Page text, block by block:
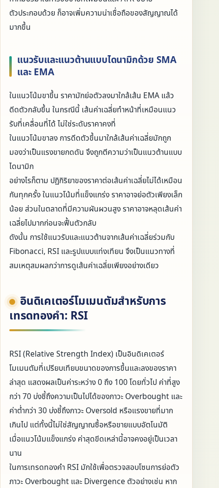
ตัวประกอบด้วย ก็อาจเพิ่มความน่าเชื่อถือของสัญญาณได้
มากขึ้น
แนวรับและแนวต้านแบบไดนามิกด้วย SMA
และ EMA
ในแนวโน้มขาขึ้น ราคามักย่อตัวลงมาใกล้เส้น EMA แล้ว
ดีดตัวกลับขึ้น ในกรณีนี้ เส้นค่าเฉลี่ยทำหน้าที่เหมือนแนว
รับที่เคลื่อนที่ได้ ไม่ใช่ระดับราคาคงที่
ในแนวโน้มขาลง การดีดตัวขึ้นมาใกล้เส้นค่าเฉลี่ยมักถูก
มองว่าเป็นแรงขายกดดัน จึงถูกตีความว่าเป็นแนวต้านแบบ
ไดนามิก
อย่างไรก็ตาม ปฏิกิริยาของราคาต่อเส้นค่าเฉลี่ยไม่ได้เหมือน
กันทุกครั้ง ในแนวโน้มที่แข็งแกร่ง ราคาอาจย่อตัวเพียงเล็ก
น้อย ส่วนในตลาดที่มีความผันผวนสูง ราคาอาจหลุดเส้นค่า
เฉลี่ยไปมากก่อนจะฟื้นตัวกลับ
ดังนั้น การใช้แนวรับและแนวต้านจากเส้นค่าเฉลี่ยร่วมกับ
Fibonacci, RSI และรูปแบบแท่งเทียน จึงเป็นแนวทางที่
สมเหตุสมผลกว่าการดูเส้นค่าเฉลี่ยเพียงอย่างเดียว
อินดิเคเตอร์โมเมนตัมสำหรับการ
เทรดทองคำ: RSI
RSI (Relative Strength Index) เป็นอินดิเคเตอร์
โมเมนตัมที่เปรียบเทียบขนาดของการขึ้นและลงของราคา
ล่าสุด แสดงผลเป็นค่าระหว่าง 0 ถึง 100 โดยทั่วไป ค่าที่สูง
กว่า 70 บ่งชี้ถึงความเป็นไปได้ของภาวะ Overbought และ
ค่าต่ำกว่า 30 บ่งชี้ถึงภาวะ Oversold หรือแรงขายที่มาก
เกินไป แต่ทั้งนี้ไม่ใช่สัญญาณซื้อหรือขายแบบอัตโนมัติ
เมื่อแนวโน้มแข็งแกร่ง ค่าสุดขีดเหล่านี้อาจคงอยู่เป็นเวลา
นาน
ในการเทรดทองคำ RSI มักใช้เพื่อตรวจสอบโซนการย่อตัว
ภาวะ Overbought และ Divergence ตัวอย่างเช่น หาก